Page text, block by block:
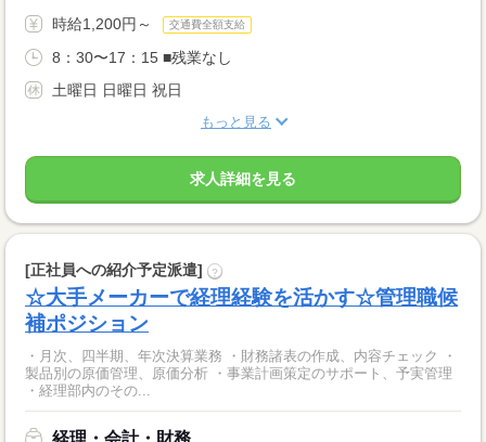
時給1,200円～ 交通費全額支給
8：30〜17：15 ■残業なし
土曜日 日曜日 祝日
もっと見る
求人詳細を見る
[正社員への紹介予定派遣] ?
☆大手メーカーで経理経験を活かす☆管理職候
補ポジション
・月次、四半期、年次決算業務 ・財務諸表の作成、内容チェック ・
製品別の原価管理、原価分析 ・事業計画策定のサポート、予実管理
・経理部内のその...
経理・会計・財務